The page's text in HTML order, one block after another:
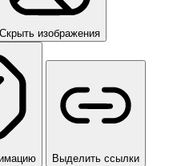
Скрыть изображения
Выделить ссылки